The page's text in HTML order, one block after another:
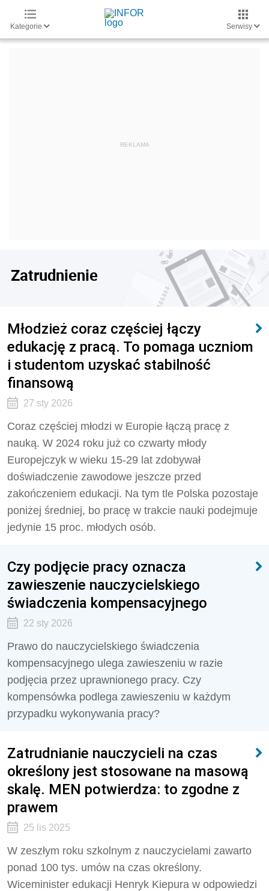
Kategorie Serwisy
Zatrudnienie
Młodzież coraz częściej łączy
edukację z pracą. To pomaga uczniom
i studentom uzyskać stabilność
finansową
27 sty 2026
Coraz częściej młodzi w Europie łączą pracę z
nauką. W 2024 roku już co czwarty młody
Europejczyk w wieku 15-29 lat zdobywał
doświadczenie zawodowe jeszcze przed
zakończeniem edukacji. Na tym tle Polska pozostaje
poniżej średniej, bo pracę w trakcie nauki podejmuje
jedynie 15 proc. młodych osób.
Czy podjęcie pracy oznacza
zawieszenie nauczycielskiego
świadczenia kompensacyjnego
22 sty 2026
Prawo do nauczycielskiego świadczenia
kompensacyjnego ulega zawieszeniu w razie
podjęcia przez uprawnionego pracy. Czy
kompensówka podlega zawieszeniu w każdym
przypadku wykonywania pracy?
Zatrudnianie nauczycieli na czas
określony jest stosowane na masową
skalę. MEN potwierdza: to zgodne z
prawem
25 lis 2025
W zeszłym roku szkolnym z nauczycielami zawarto
ponad 100 tys. umów na czas określony.
Wiceminister edukacji Henryk Kiepura w odpowiedzi